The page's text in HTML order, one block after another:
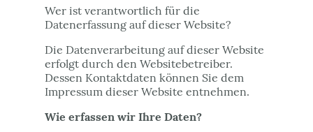
Wer ist verantwortlich für die
Datenerfassung auf dieser Website?
Die Datenverarbeitung auf dieser Website
erfolgt durch den Websitebetreiber.
Dessen Kontaktdaten können Sie dem
Impressum dieser Website entnehmen.
Wie erfassen wir Ihre Daten?